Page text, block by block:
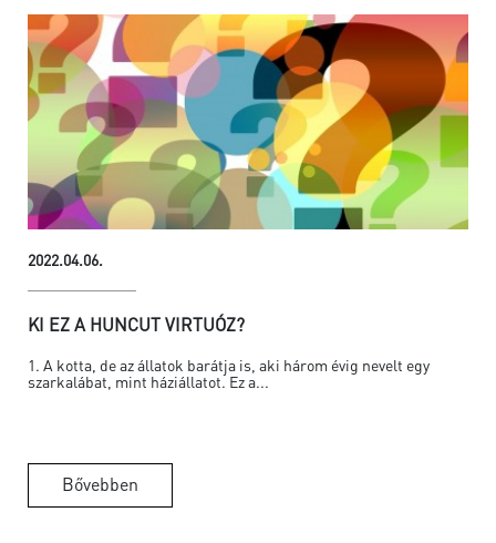
2022.04.06.
KI EZ A HUNCUT VIRTUÓZ?
1. A kotta, de az állatok barátja is, aki három évig nevelt egy
szarkalábat, mint háziállatot. Ez a...
Bővebben